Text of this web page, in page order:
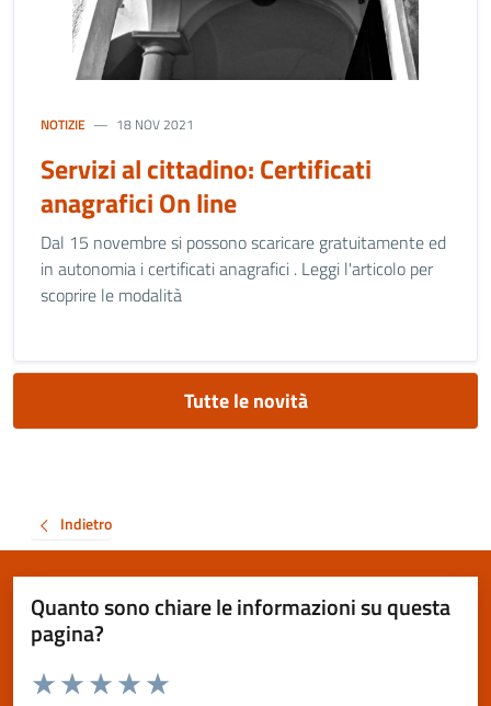
NOTIZIE 18 NOV 2021
Servizi al cittadino: Certificati
anagrafici On line
Dal 15 novembre si possono scaricare gratuitamente ed
in autonomia i certificati anagrafici . Leggi l'articolo per
scoprire le modalità
Tutte le novità
Indietro
Quanto sono chiare le informazioni su questa
pagina?
Valuta da 1 a 5 stelle la pagina